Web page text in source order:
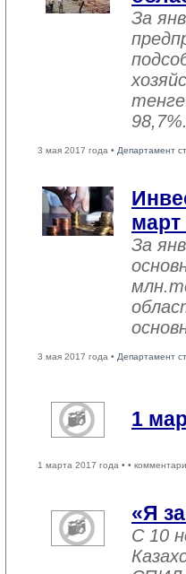
За
98,7%.
3 мая 2017 года • Департамент
март
За
3 мая 2017 года • Департамент
1
1 марта 2017 года • •
«Я
С 10